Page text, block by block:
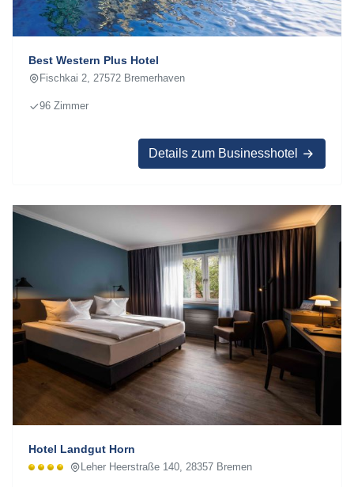
Best Western Plus Hotel
Fischkai 2, 27572 Bremerhaven
96 Zimmer
Details zum Businesshotel
Hotel Landgut Horn
Leher Heerstraße 140, 28357 Bremen